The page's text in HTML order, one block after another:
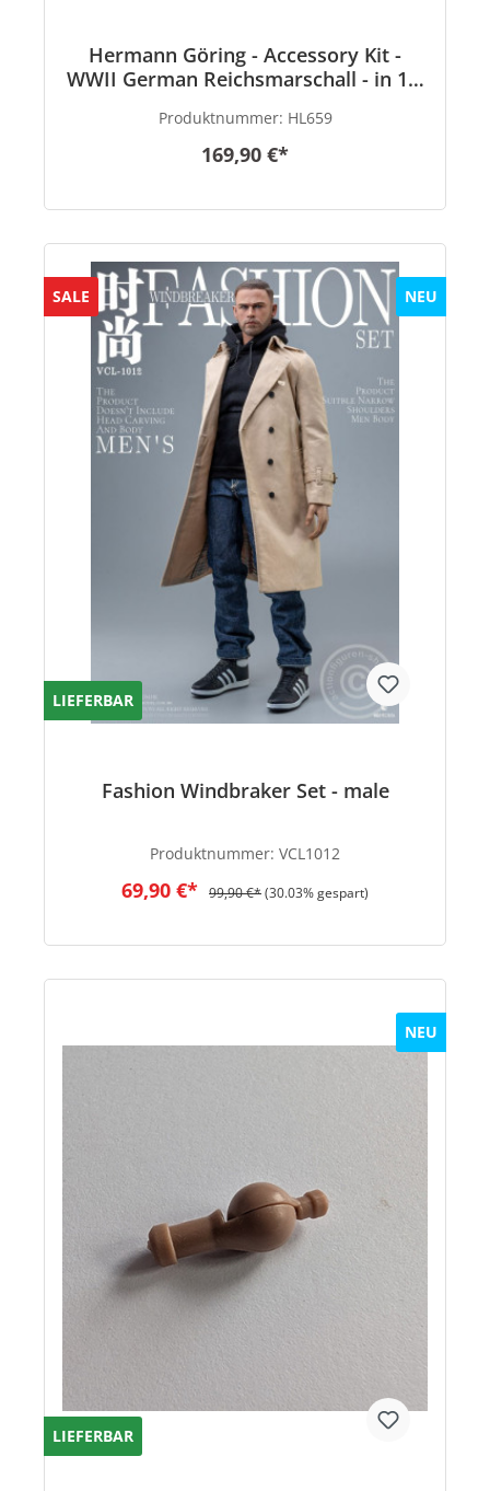
Hermann Göring - Accessory Kit -
WWII German Reichsmarschall - in 1:6
Produktnummer: HL659
169,90 €*
NEU
SALE
LIEFERBAR
Fashion Windbraker Set - male
Produktnummer: VCL1012
69,90 €* 99,90 €*(30.03% gespart)
NEU
LIEFERBAR